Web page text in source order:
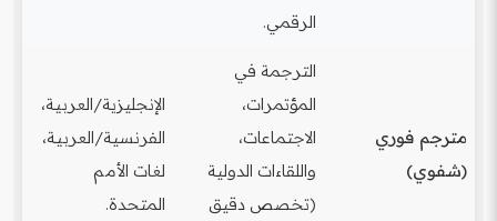
الرقمي.
مترجم فوري
(شفوي)
الترجمة في
المؤتمرات،
الاجتماعات،
واللقاءات الدولية
(تخصص دقيق
الإنجليزية/العربية،
الفرنسية/العربية،
لغات الأمم
المتحدة.